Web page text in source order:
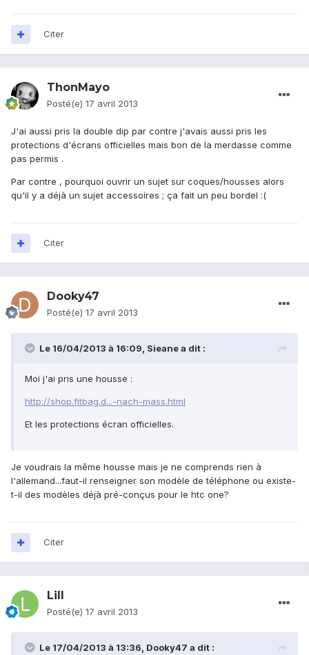
Citer
ThonMayo
Posté(e) 17 avril 2013
J'ai aussi pris la double dip par contre j'avais aussi pris les
protections d'écrans officielles mais bon de la merdasse comme
pas permis .
Par contre , pourquoi ouvrir un sujet sur coques/housses alors
qu'il y a déjà un sujet accessoires ; ça fait un peu bordel :(
Citer
Dooky47
Posté(e) 17 avril 2013
Le 16/04/2013 à 16:09, Sieane a dit :
Moi j'ai pris une housse :
http://shop.fitbag.d...-nach-mass.html
Et les protections écran officielles.
Je voudrais la même housse mais je ne comprends rien à
l'allemand...faut-il renseigner son modèle de téléphone ou existe-
t-il des modèles déjà pré-conçus pour le htc one?
Citer
Lill
Posté(e) 17 avril 2013
Le 17/04/2013 à 13:36, Dooky47 a dit :